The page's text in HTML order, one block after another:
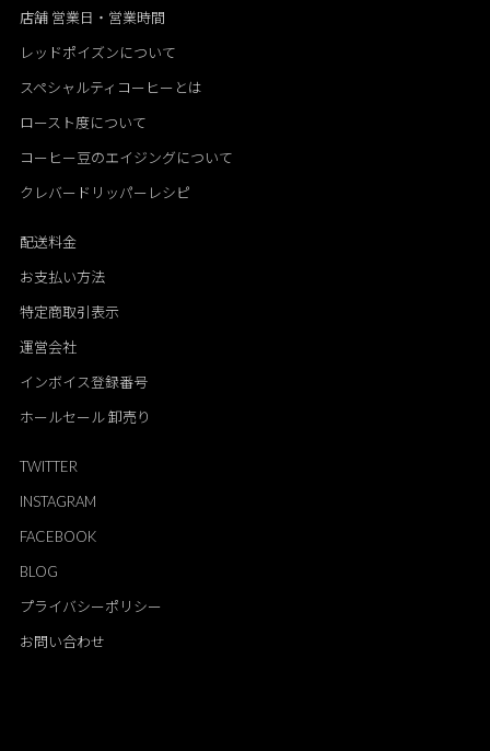
店舗 営業日・営業時間
レッドポイズンについて
スペシャルティコーヒーとは
ロースト度について
コーヒー豆のエイジングについて
クレバードリッパーレシピ
配送料金
お支払い方法
特定商取引表示
運営会社
インボイス登録番号
ホールセール 卸売り
TWITTER
INSTAGRAM
FACEBOOK
BLOG
プライバシーポリシー
お問い合わせ